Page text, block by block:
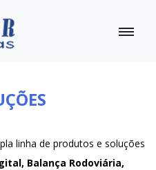
linha de produtos e soluções
Balança Rodoviária,